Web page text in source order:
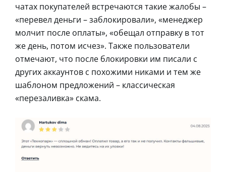
чатах покупателей встречаются такие жалобы –
«перевел деньги – заблокировали», «менеджер
молчит после оплаты», «обещал отправку в тот
же день, потом исчез». Также пользователи
отмечают, что после блокировки им писали с
других аккаунтов с похожими никами и тем же
шаблоном предложений – классическая
«перезаливка» скама.